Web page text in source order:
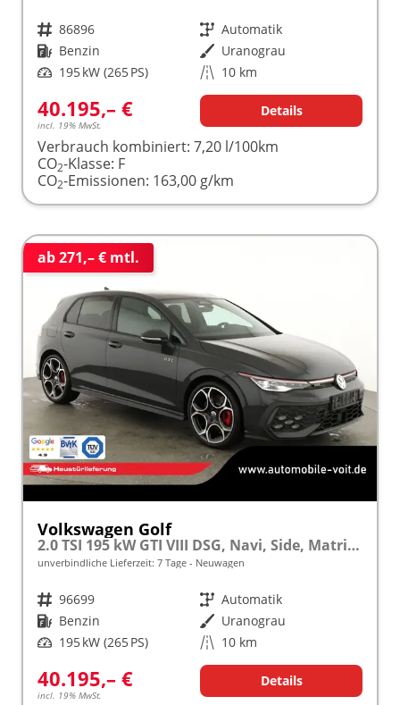
Fahrzeugnr. 86896 Getriebe Automatik
Kraftstoff Benzin Außenfarbe Uranograu
Leistung 195 kW (265 PS) Kilometerstand 10 km
40.195,– €
incl. 19% MwSt.
Details
Verbrauch kombiniert: 7,20 l/100km
CO2-Klasse: F
CO2-Emissionen: 163,00 g/km
ab 271,– € mtl.
Volkswagen Golf
2.0 TSI 195 kW GTI VIII DSG, Navi, Side, Matrix, Kamera, Winter, 19-Zoll
unverbindliche Lieferzeit: 7 Tage Neuwagen
Fahrzeugnr. 96699 Getriebe Automatik
Kraftstoff Benzin Außenfarbe Uranograu
Leistung 195 kW (265 PS) Kilometerstand 10 km
40.195,– €
incl. 19% MwSt.
Details